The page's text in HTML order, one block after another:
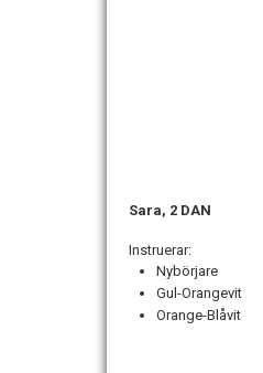
Sara, 2 DAN
Instruerar:
Nybörjare
Gul-Orangevit
Orange-Blåvit